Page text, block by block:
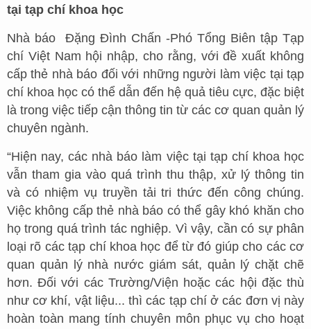
tại tạp chí khoa học
Nhà báo Đặng Đình Chấn -Phó Tổng Biên tập Tạp
chí Việt Nam hội nhập, cho rằng, với đề xuất không
cấp thẻ nhà báo đối với những người làm việc tại tạp
chí khoa học có thể dẫn đến hệ quả tiêu cực, đặc biệt
là trong việc tiếp cận thông tin từ các cơ quan quản lý
chuyên ngành.
“Hiện nay, các nhà báo làm việc tại tạp chí khoa học
vẫn tham gia vào quá trình thu thập, xử lý thông tin
và có nhiệm vụ truyền tải tri thức đến công chúng.
Việc không cấp thẻ nhà báo có thể gây khó khăn cho
họ trong quá trình tác nghiệp. Vì vậy, cần có sự phân
loại rõ các tạp chí khoa học để từ đó giúp cho các cơ
quan quản lý nhà nước giám sát, quản lý chặt chẽ
hơn. Đối với các Trường/Viện hoặc các hội đặc thù
như cơ khí, vật liệu... thì các tạp chí ở các đơn vị này
hoàn toàn mang tính chuyên môn phục vụ cho hoạt